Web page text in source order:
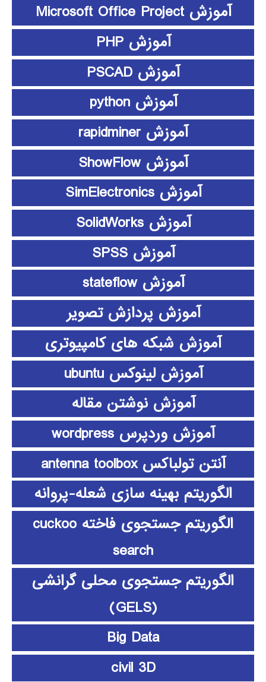
آموزش Microsoft Office Project
آموزش PHP
آموزش PSCAD
آموزش python
آموزش rapidminer
آموزش ShowFlow
آموزش SimElectronics
آموزش SolidWorks
آموزش SPSS
آموزش stateflow
آموزش پردازش تصویر
آموزش شبکه های کامپیوتری
آموزش لینوکس ubuntu
آموزش نوشتن مقاله
آموزش وردپرس wordpress
آنتن تولباکس antenna toolbox
الگوریتم بهینه سازی شعله-پروانه
الگوریتم جستجوی فاخته cuckoo
search
الگوریتم جستجوی محلی گرانشی
(GELS)
Big Data
civil 3D